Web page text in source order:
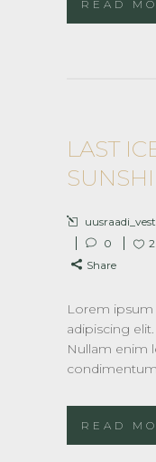
READ
LAST
0
2
Share
Lorem
adipiscing
Nullam enim
condimentum
READ